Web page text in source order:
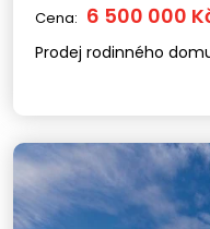
Cena: 6 500 000
Prodej rodinného